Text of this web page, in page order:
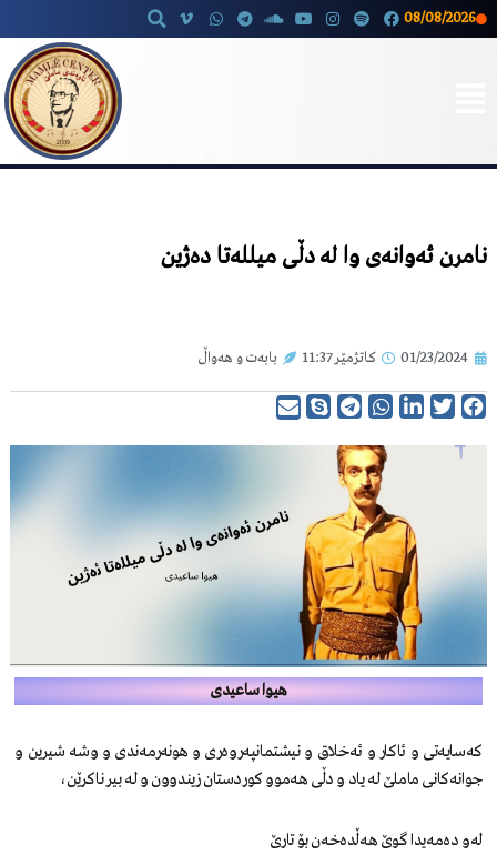
08/08/2026
نامرن ئەوانەی وا لە دڵی میللەتا دەژین
01/23/2024 کاتژمێر 11:37 بابەت و هەواڵ
هیوا ساعیدی
کەسایەتی و ئاکار و ئەخلاق و نیشتمانپەروەری و ھونەرمەندی و وشە شیرین و
جوانەکانی ماملێ لە یاد و دڵی هەموو کوردستان زیندوون و لە بیر ناکرێن،
لەو دەمەیدا گوێ هەڵدەخەن بۆ تارێ